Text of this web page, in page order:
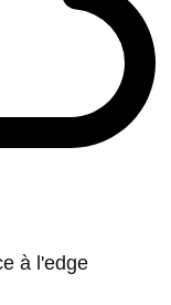
à l'edge